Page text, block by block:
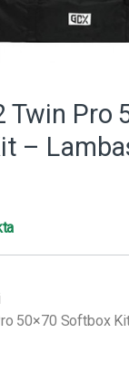
Twin Pro
–
50×70 Softbox